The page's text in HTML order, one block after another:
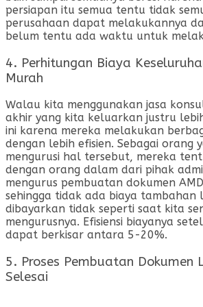
persiapan itu semua tentu tidak
perusahaan dapat melakukannya
belum tentu ada waktu untuk
4. Perhitungan Biaya
Murah
Walau kita menggunakan jasa
akhir yang kita keluarkan justru
ini karena mereka melakukan
dengan lebih efisien. Sebagai orang
mengurusi hal tersebut, mereka
dengan orang dalam dari pihak
mengurus pembuatan dokumen
sehingga tidak ada biaya tambahan
dibayarkan tidak seperti saat kita
mengurusnya. Efisiensi biayanya
dapat berkisar antara 5-20%.
5. Proses Pembuatan Dokumen
Selesai